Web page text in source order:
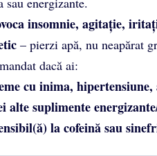
insomnie, agitație,
– pierzi apă, nu neapărat
dacă ai:
cu inima,
alte suplimente
la cofeină sau